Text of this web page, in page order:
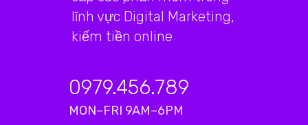
lĩnh vực Digital Marketing,
kiếm tiền online
0979.456.789
MON–FRI 9AM–6PM